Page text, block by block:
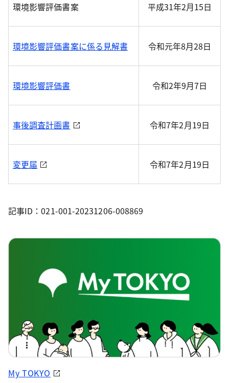
環境影響評価書案 平成31年2月15日
環境影響評価書案に係る見解書 令和元年8月28日
環境影響評価書 令和2年9月7日
事後調査計画書 令和7年2月19日
変更届 令和7年2月19日
記事ID：021-001-20231206-008869
My TOKYO